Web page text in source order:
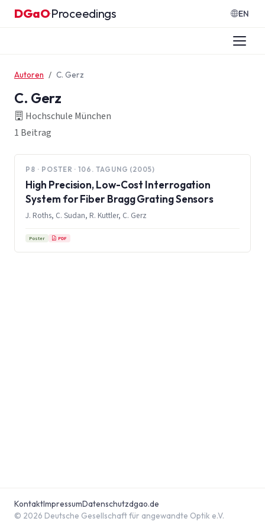
Zum Inhalt springen
DGaO·Proceedings EN
Autoren C. Gerz
C. Gerz
Hochschule München
1 Beitrag
P8 · POSTER · 106. TAGUNG (2005)
High Precision, Low-Cost Interrogation
System for Fiber Bragg Grating Sensors
J. Roths, C. Sudan, R. Kuttler, C. Gerz
Poster PDF
© 2026 Deutsche Gesellschaft für angewandte Optik e.V.
KontaktImpressumDatenschutzdgao.de